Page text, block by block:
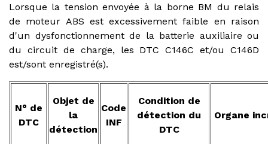
Lorsque la tension envoyée à la borne BM du relais
de moteur ABS est excessivement faible en raison
d'un dysfonctionnement de la batterie auxiliaire ou
du circuit de charge, les DTC C146C et/ou C146D
est/sont enregistré(s).
N° de
DTC
Objet de
la
détection
Code
INF
Condition de
détection du
DTC
Organe